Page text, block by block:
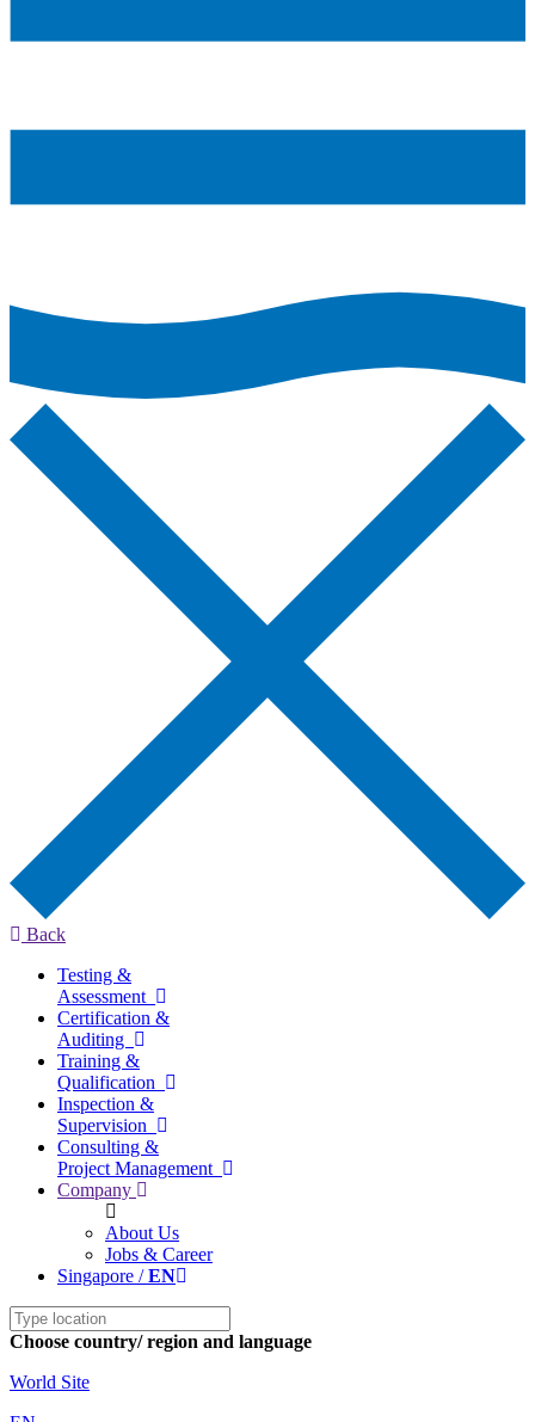
Back
Testing &
Assessment
Certification &
Auditing
Training &
Qualification
Inspection &
Supervision
Consulting &
Project Management
Company
About Us
Jobs & Career
Singapore /EN
Choose country/ region and language
World Site